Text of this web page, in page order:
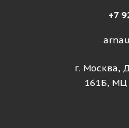
+7
г. Москва,
161Б, МЦ